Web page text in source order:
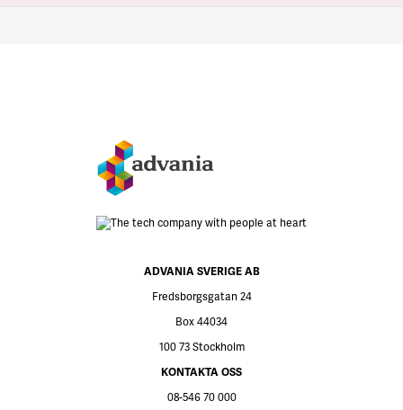
ADVANIA SVERIGE AB
Fredsborgsgatan 24
Box 44034
100 73 Stockholm
KONTAKTA OSS
08-546 70 000